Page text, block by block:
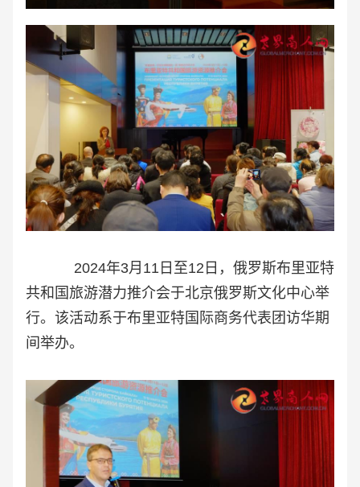
2024年3月11日至12日，俄罗斯布里亚特
共和国旅游潜力推介会于北京俄罗斯文化中心举
行。该活动系于布里亚特国际商务代表团访华期
间举办。